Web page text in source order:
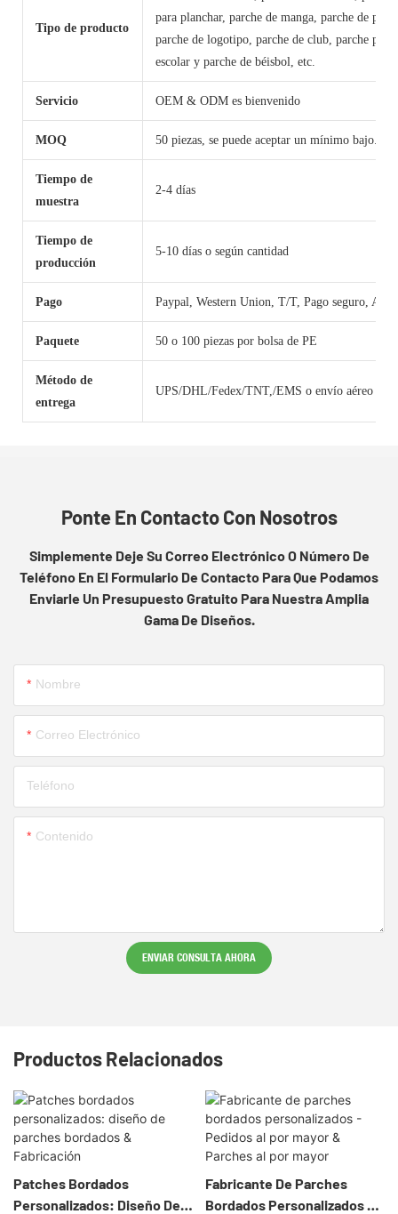
Tipo de producto
para planchar, parche de manga, parche de
parche de logotipo, parche de club, parche
escolar y parche de béisbol, etc.
Servicio OEM & ODM es bienvenido
MOQ 50 piezas, se puede aceptar un mínimo bajo.
Tiempo de
muestra
2-4 días
Tiempo de
producción
5-10 días o según cantidad
Pago Paypal, Western Union, T/T, Pago seguro,
Paquete 50 o 100 piezas por bolsa de PE
Método de
entrega
UPS/DHL/Fedex/TNT,/EMS o envío aéreo
Ponte En Contacto Con Nosotros
Simplemente Deje Su Correo Electrónico O Número De
Teléfono En El Formulario De Contacto Para Que Podamos
Enviarle Un Presupuesto Gratuito Para Nuestra Amplia
Gama De Diseños.
Nombre
Correo Electrónico
Teléfono
Contenido
ENVIAR CONSULTA AHORA
Productos Relacionados
Patches Bordados
Personalizados: Diseño De
Fabricante De Parches
Bordados Personalizados -